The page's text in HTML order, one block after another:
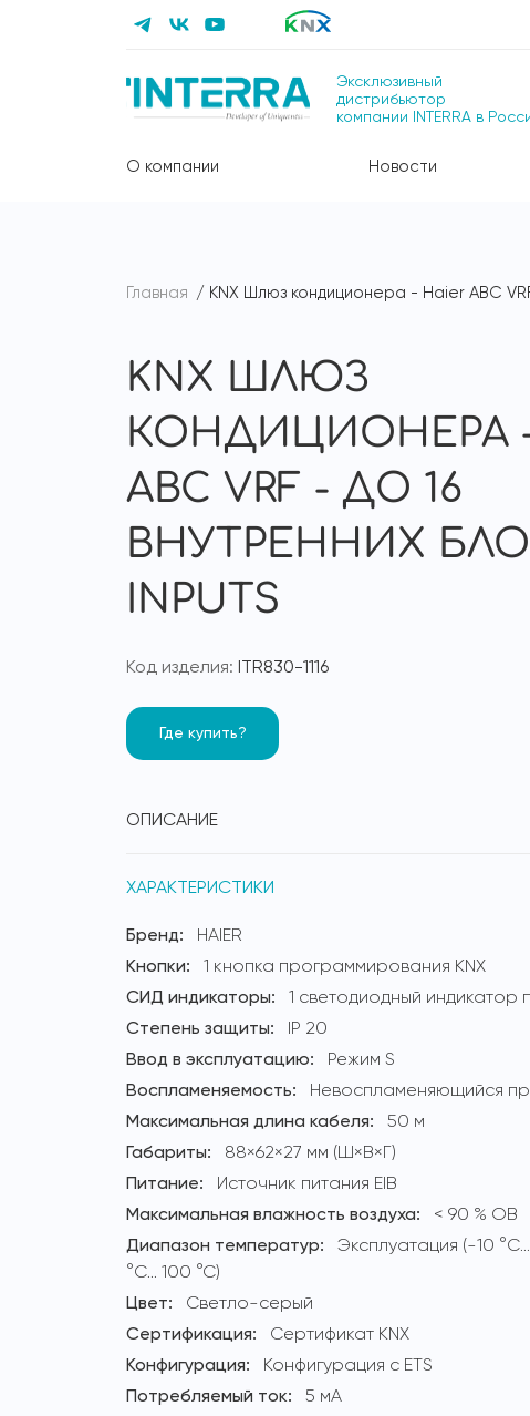
Эксклюзивный
дистрибьютор
компании INTERRA в
О компании Новости
Главная KNX Шлюз кондиционера - Haier ABC
KNX ШЛЮЗ
КОНДИЦИОНЕРА -
ABC VRF - ДО 16
ВНУТРЕННИХ
INPUTS
Код изделия: ITR830-1116
Где купить?
ОПИСАНИЕ
ХАРАКТЕРИСТИКИ
Бренд:
HAIER
Кнопки:
1 кнопка программирования KNX
СИД индикаторы:
1 светодиодный индикатор
Степень защиты:
IP 20
Ввод в эксплуатацию:
Режим S
Воспламеняемость:
Невоспламеняющийся
Максимальная длина кабеля:
50 м
Габариты:
88×62×27 мм (Ш×В×Г)
Питание:
Источник питания EIB
Максимальная влажность воздуха:
< 90 % ОВ
Диапазон температур:
Эксплуатация (-10
°C… 100 °C)
Цвет:
Светло-серый
Сертификация:
Сертификат KNX
Конфигурация:
Конфигурация с ETS
Потребляемый ток:
5 мА